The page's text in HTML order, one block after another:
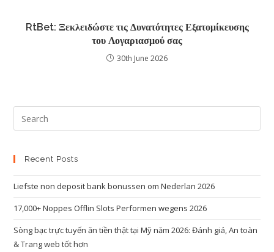
RtBet: Ξεκλειδώστε τις Δυνατότητες Εξατομίκευσης
του Λογαριασμού σας
30th June 2026
Recent Posts
Liefste non deposit bank bonussen om Nederlan 2026
17,000+ Noppes Offlin Slots Performen wegens 2026
Sòng bạc trực tuyến ăn tiền thật tại Mỹ năm 2026: Đánh giá, An toàn
& Trang web tốt hơn